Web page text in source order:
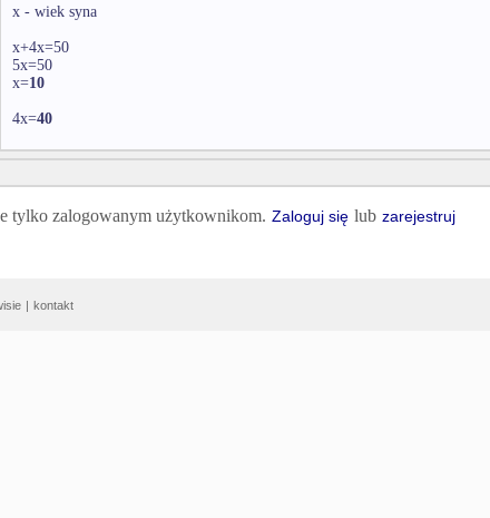
x - wiek syna
x+4x=50
5x=50
x=10
4x=40
tylko zalogowanym użytkownikom. Zaloguj się lub zarejestruj
| kontakt